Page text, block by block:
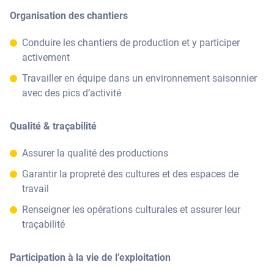
Organisation des chantiers
Conduire les chantiers de production et y participer
activement
Travailler en équipe dans un environnement saisonnier
avec des pics d’activité
Qualité & traçabilité
Assurer la qualité des productions
Garantir la propreté des cultures et des espaces de
travail
Renseigner les opérations culturales et assurer leur
traçabilité
Participation à la vie de l’exploitation